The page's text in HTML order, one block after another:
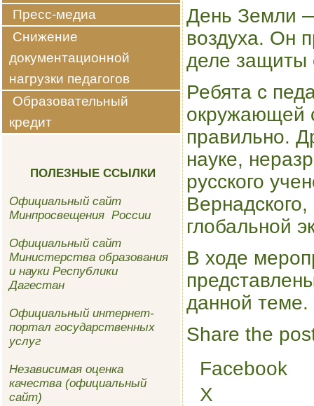
Пресс-медиа
Снижение
документационной
нагрузки педагогов
Образовательный
кредит
ПОЛЕЗНЫЕ ССЫЛКИ
Официальный сайт
Минпросвещения России
Официальный сайт
Министерства образования
и науки Республики
Дагестан
Официальный интернет-
портал государственных
услуг
Независимая оценка
качества (официальный
сайт)
День Земли
воздуха. Он
деле
Ребята с
окружающей
правильно.
науке,
русского
глобальной
В ходе
данной теме.
Share the
Facebook
X